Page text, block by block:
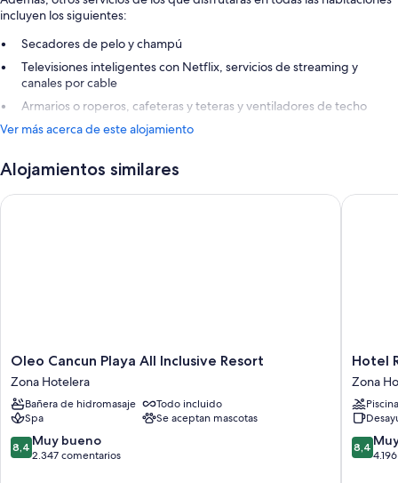
incluyen los siguientes:
Secadores de pelo y champú
Televisiones inteligentes con Netflix, servicios de streaming y
canales por cable
Armarios o roperos, cafeteras y teteras y ventiladores de techo
Ver más acerca de este alojamiento
Alojamientos similares
Oleo
Cancun
Playa
All
Inclusive
Resort
Zona
Oleo Cancun Playa All Inclusive Resort
Zona Hotelera
Bañera de hidromasaje
Todo incluido
Spa
Se aceptan mascotas
8.4
sobre
8,4 Muy bueno
2.347 comentarios
Oleo Cancun Playa All Inclusive Resort
Hotel
Riu
Cancun
-
Adults
Only
-
Zona
Piscina
8.4
sobre
8,4
Hotel